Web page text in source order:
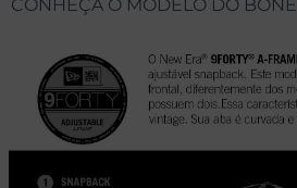
CONHEÇA O MODELO DO BONÉ